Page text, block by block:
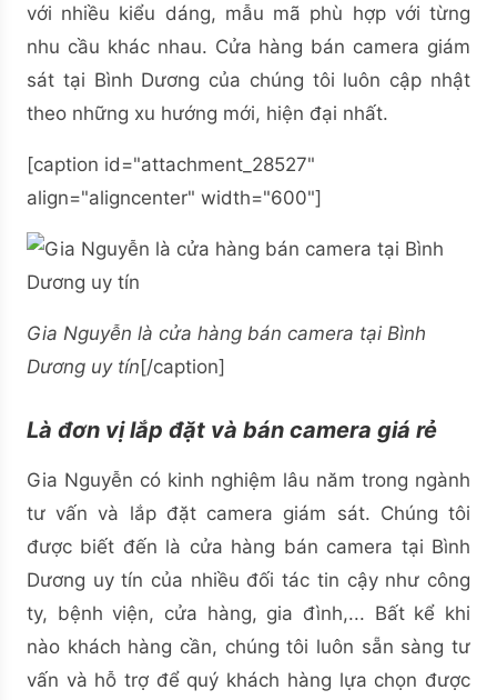
với nhiều kiểu dáng, mẫu mã phù hợp với từng
nhu cầu khác nhau. Cửa hàng bán camera giám
sát tại Bình Dương của chúng tôi luôn cập nhật
theo những xu hướng mới, hiện đại nhất.
[caption id="attachment_28527"
align="aligncenter" width="600"]
Gia Nguyễn là cửa hàng bán camera tại Bình
Dương uy tín[/caption]
Là đơn vị lắp đặt và bán camera giá rẻ
Gia Nguyễn có kinh nghiệm lâu năm trong ngành
tư vấn và lắp đặt camera giám sát. Chúng tôi
được biết đến là cửa hàng bán camera tại Bình
Dương uy tín của nhiều đối tác tin cậy như công
ty, bệnh viện, cửa hàng, gia đình,... Bất kể khi
nào khách hàng cần, chúng tôi luôn sẵn sàng tư
vấn và hỗ trợ để quý khách hàng lựa chọn được